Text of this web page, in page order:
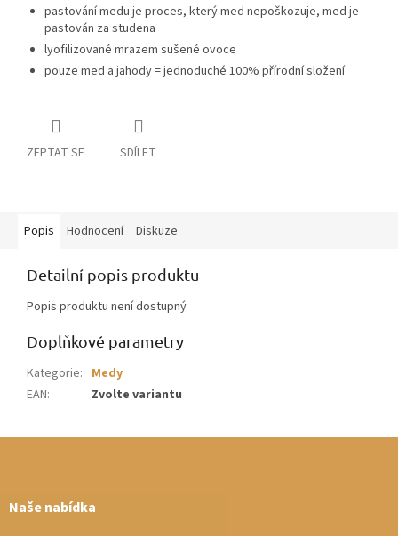
pastování medu je proces, který med nepoškozuje, med je
pastován za studena
lyofilizované mrazem sušené ovoce
pouze med a jahody = jednoduché 100% přírodní složení
ZEPTAT SE SDÍLET
Popis Hodnocení Diskuze
Detailní popis produktu
Popis produktu není dostupný
Doplňkové parametry
Kategorie: Medy
EAN: Zvolte variantu
Naše nabídka